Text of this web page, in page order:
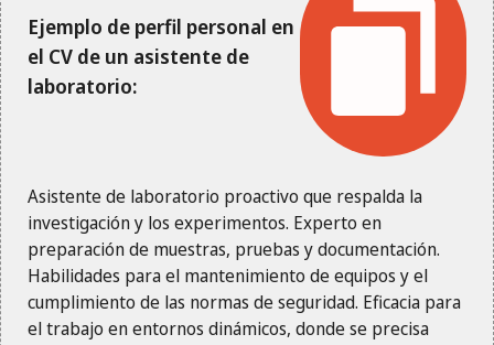
Ejemplo de perfil personal en
el CV de un asistente de
laboratorio:
Asistente de laboratorio proactivo que respalda la
investigación y los experimentos. Experto en
preparación de muestras, pruebas y documentación.
Habilidades para el mantenimiento de equipos y el
cumplimiento de las normas de seguridad. Eficacia para
el trabajo en entornos dinámicos, donde se precisa